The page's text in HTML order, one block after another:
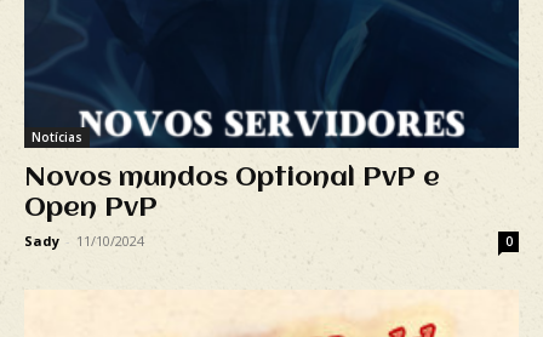
Notícias
Novos mundos Optional PvP e
Open PvP
Sady - 11/10/2024 0